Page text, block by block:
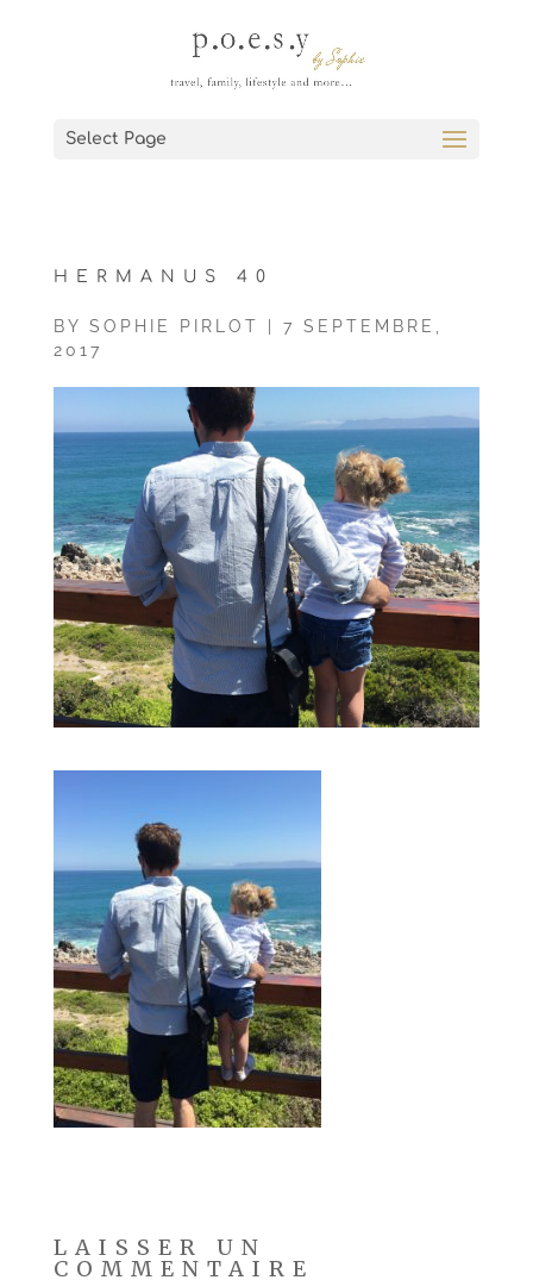
Select Page
HERMANUS 40
BY SOPHIE PIRLOT
7 SEPTEMBRE,
2017
LAISSER UN
COMMENTAIRE